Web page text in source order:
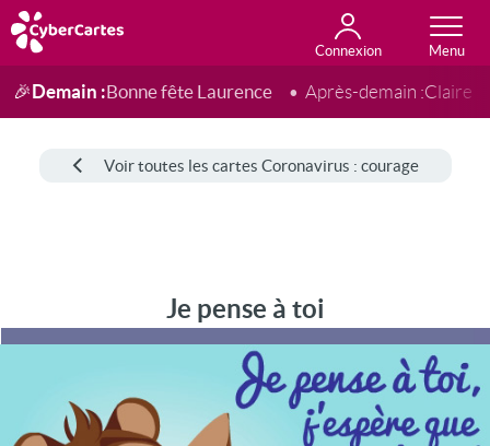
Connexion
Anniversaire
Fête du jour
Amour
Amitié
Merci
Toutes les cartes
🎉Demain :Bonne fête Laurence Après-demain :Claire
Voir toutes les cartes Coronavirus : courage
Je pense à toi